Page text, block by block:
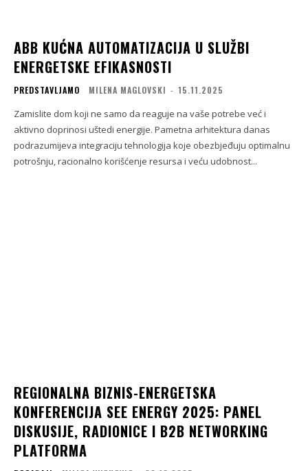
ABB KUĆNA AUTOMATIZACIJA U SLUŽBI
ENERGETSKE EFIKASNOSTI
PREDSTAVLJAMO MILENA MAGLOVSKI - 15.11.2025
Zamislite dom koji ne samo da reaguje na vaše potrebe već i
aktivno doprinosi uštedi energije. Pametna arhitektura danas
podrazumijeva integraciju tehnologija koje obezbjeđuju optimalnu
potrošnju, racionalno korišćenje resursa i veću udobnost...
REGIONALNA BIZNIS-ENERGETSKA
KONFERENCIJA SEE ENERGY 2025: PANEL
DISKUSIJE, RADIONICE I B2B NETWORKING
PLATFORMA